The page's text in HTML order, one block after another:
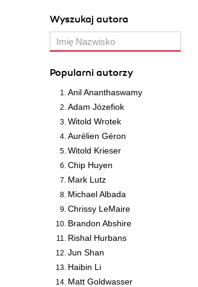
Wyszukaj autora
Popularni autorzy
Anil Ananthaswamy
Adam Józefiok
Witold Wrotek
Aurélien Géron
Witold Krieser
Chip Huyen
Mark Lutz
Michael Albada
Chrissy LeMaire
Brandon Abshire
Rishal Hurbans
Jun Shan
Haibin Li
Matt Goldwasser